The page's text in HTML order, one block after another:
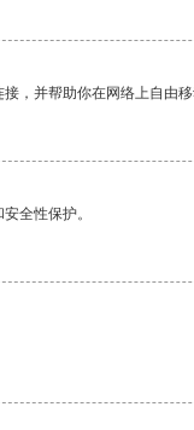
，并帮助你在网络上自由移
全性保护。